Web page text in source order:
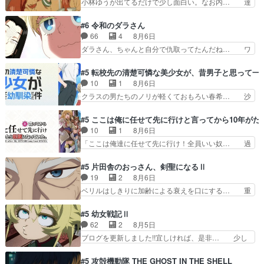
うなお声で……不意打ち過…
ち回り害悪すぎるお近づきの印が… ・律っちゃん
一難、律がビオラの呪縛から… 「私はあなたが嫌
いなんです」「バンドやめ… 何が起きているの
か！？次週、みゅーたいぷ…
マドンってなんなん！？人見知りっぽい… なんな
ら下ネタ0じゃなかったかこんな回が… 他のエピ
ソードに対してマイルドな回だった… 今回はだい
ぶある程度抑えてる？w感じな気… アルねこ、そ
ていたゴキブリ死んでるGP… アルねこ危険です
よね。健康的な面で··江… 酔い潰れ行き着いた江
ノ島で、朝日を眺めな…
#6 令和のダラさん
66 4
8月6日
ダラさん、ちゃんと自分で仇取ってたんだね… ワ
ットに憧れてビーム撃ちたいと…そうい… 余りに
も凄惨なダラさんの過去ダラさんの６… 過去編は
これで一区切りかなギャグも面白い… ガンガガン
♪薫がなんかしっかり歌ってロマ… 姉巫女の誤
日頃からガンガン言うてないで… このアニメはど
こに行くのだろう、面白すぎ… 姉のした事はただ
単に一族を絶滅させただけ…
#5 転校先の清楚可憐な美少女が、昔男子と思って一
10 1
8月6日
クラスの男たちのノリが軽くておもろい春希… 沙
もちゃんが透けブラしててびっくりして… レベル
のキャラが登場。相変わらず顔や体の… 隼人が春
希の級友を巻き込んだイジりに動じ… 第５話を
U-NEXTで視聴しました。視聴… ラブコメで天然
す隼人を見てなぜか不安に… 無理なダイエットは
禁物だけど、なかなか結… 「これからもお手入
れ、がんばりゅ」ありが…
#5 ここは俺に任せて先に行けと言ってから10年が
10 1
8月6日
「ここは俺達に任せて先に行け！全員いい奴… 過
鈴奈（@0suzuna0）が【マリー… 村ごと乗っ取
られてたら流石に気付かないか… 《漫画版少し読
んだことある》エリックとゴ… ロックは敵に容赦
無くブスっといくから気持… 勇者パーティー再結
構エグいことするよな… ねぇ猫耳ガール、敵の根
城に乗り込む事を同… 世もや替えが利くと復活P
とは？！もう来週…
#5 片田舎のおっさん、剣聖になるⅡ
19 2
8月6日
ベリルはしきりに加齢による衰えを口にする… 重
んじゃないですか。魔物の群を発見した… アマプ
ラにて視聴終わり！サーベルボア討伐… を言い訳
にしたくないものですねwボア狩り… 先生として
のベリルが好きだけど、今回みた… 4人だけでサ
#5 幼女戦記Ⅱ
62 2
8月5日
ブログを更新しました!!宜しければ、是非… 少し
ゥーアの唯一の手駒が強すぎる笑あお… 私にとっ
#5 攻殻機動隊 THE GHOST IN THE SHELL